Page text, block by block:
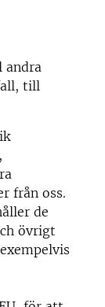
andra
till
från oss.
de
övrigt